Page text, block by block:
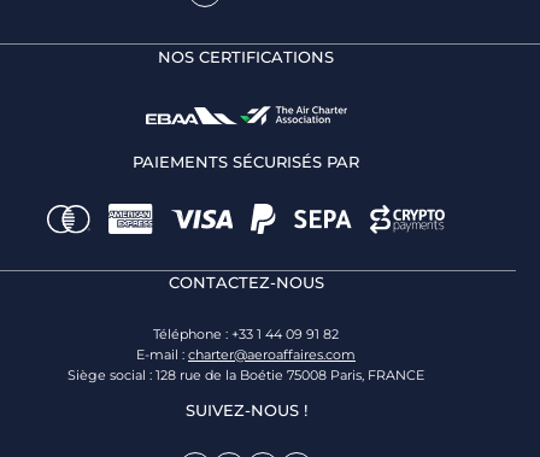
NOS CERTIFICATIONS
PAIEMENTS SÉCURISÉS PAR
CONTACTEZ-NOUS
Téléphone : +33 1 44 09 91 82
E-mail : charter@aeroaffaires.com
Siège social : 128 rue de la Boétie 75008 Paris, FRANCE
SUIVEZ-NOUS !